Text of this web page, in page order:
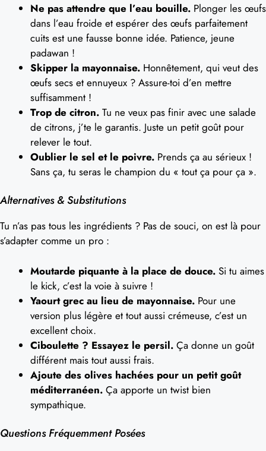
Ne pas attendre que l’eau bouille. Plonger les œufs
dans l’eau froide et espérer des œufs parfaitement
cuits est une fausse bonne idée. Patience, jeune
padawan !
Skipper la mayonnaise. Honnêtement, qui veut des
œufs secs et ennuyeux ? Assure-toi d’en mettre
suffisamment !
Trop de citron. Tu ne veux pas finir avec une salade
de citrons, j’te le garantis. Juste un petit goût pour
relever le tout.
Oublier le sel et le poivre. Prends ça au sérieux !
Sans ça, tu seras le champion du « tout ça pour ça ».
Alternatives & Substitutions
Tu n’as pas tous les ingrédients ? Pas de souci, on est là pour
s’adapter comme un pro :
Moutarde piquante à la place de douce. Si tu aimes
le kick, c’est la voie à suivre !
Yaourt grec au lieu de mayonnaise. Pour une
version plus légère et tout aussi crémeuse, c’est un
excellent choix.
Ciboulette ? Essayez le persil. Ça donne un goût
différent mais tout aussi frais.
Ajoute des olives hachées pour un petit goût
méditerranéen. Ça apporte un twist bien
sympathique.
Questions Fréquemment Posées